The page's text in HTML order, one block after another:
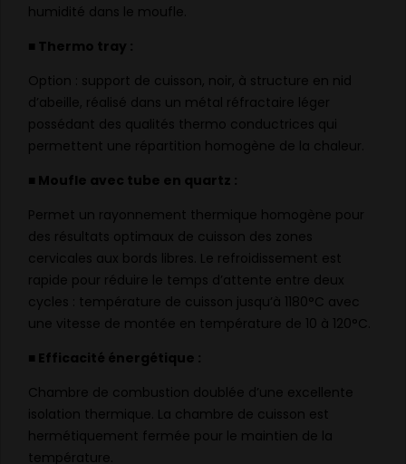
humidité dans le moufle.
■ Thermo tray :
Option : support de cuisson, noir, à structure en nid
d’abeille, réalisé dans un métal réfractaire léger
possédant des qualités thermo conductrices qui
permettent une répartition homogène de la chaleur.
■ Moufle avec tube en quartz :
Permet un rayonnement thermique homogène pour
des résultats optimaux de cuisson des zones
cervicales aux bords libres. Le refroidissement est
rapide pour réduire le temps d’attente entre deux
cycles : température de cuisson jusqu’à 1180°C avec
une vitesse de montée en température de 10 à 120°C.
■ Efficacité énergétique :
Chambre de combustion doublée d’une excellente
isolation thermique. La chambre de cuisson est
hermétiquement fermée pour le maintien de la
température.